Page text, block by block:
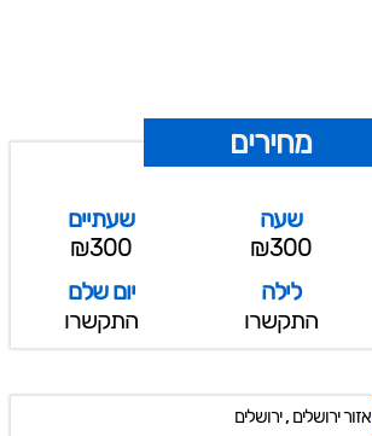
מחירים
שעה
₪300
שעתיים
₪300
לילה
התקשרו
יום שלם
התקשרו
אזור ירושלים,ירושלים